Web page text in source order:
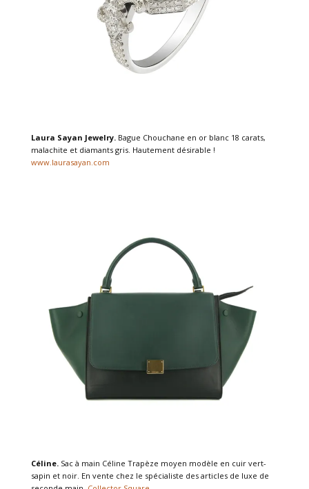
Laura Sayan Jewelry.Bague Chouchane en or blanc 18 carats,
malachite et diamants gris. Hautement désirable !
www.laurasayan.com
Céline. Sac à main Céline Trapèze moyen modèle en cuir vert-
sapin et noir. En vente chez le spécialiste des articles de luxe de